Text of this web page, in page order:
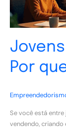
Por
Se você está entre
vendendo, criando